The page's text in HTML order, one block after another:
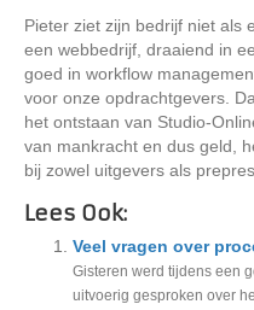
Pieter ziet zijn bedrijf niet als
een webbedrijf, draaiend in
goed in workflow
voor onze opdrachtgevers.
het ontstaan van Studio-
van mankracht en dus geld,
bij zowel uitgevers als
Lees Ook:
Veel vragen over
Gisteren werd tijdens een
uitvoerig gesproken over